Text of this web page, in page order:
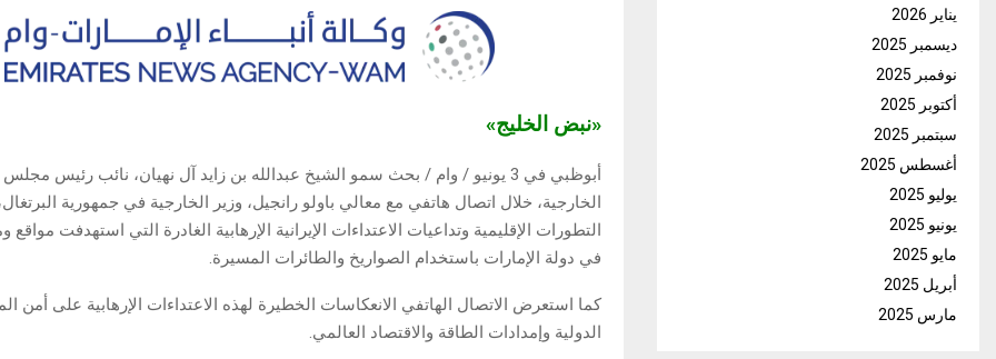
«نبض الخليج»
أبوظبي في 3 يونيو / وام / بحث سمو الشيخ عبدالله بن زايد آل نهيان، نائب رئيس
الخارجية، خلال اتصال هاتفي مع معالي باولو رانجيل، وزير الخارجية في جمهورية
التطورات الإقليمية وتداعيات الاعتداءات الإيرانية الإرهابية الغادرة التي استهدفت
في دولة الإمارات باستخدام الصواريخ والطائرات المسيرة.
كما استعرض الاتصال الهاتفي الانعكاسات الخطيرة لهذه الاعتداءات الإرهابية على أمن
الدولية وإمدادات الطاقة والاقتصاد العالمي.
يناير 2026
ديسمبر 2025
نوفمبر 2025
أكتوبر 2025
سبتمبر 2025
أغسطس 2025
يوليو 2025
يونيو 2025
مايو 2025
أبريل 2025
مارس 2025